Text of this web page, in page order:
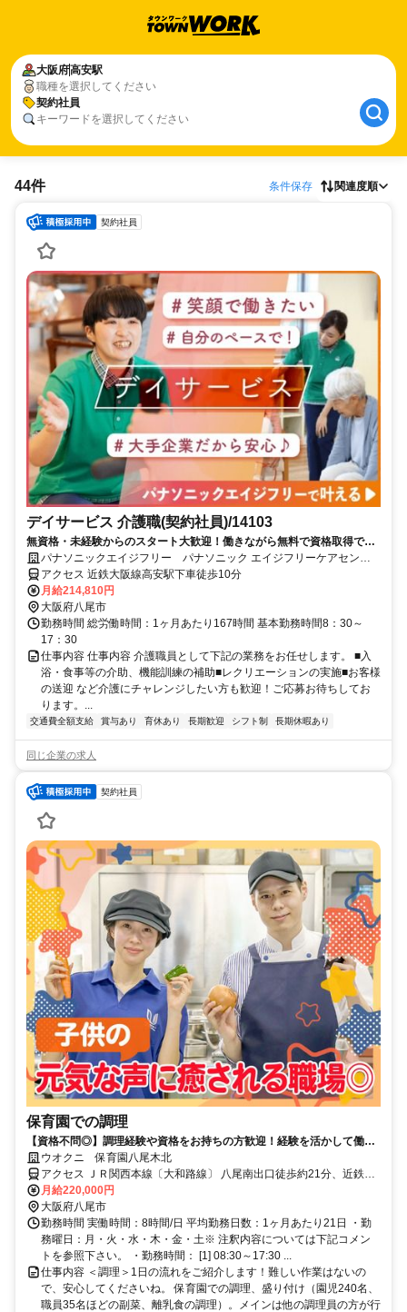
大阪府高安駅
職種を選択してください
契約社員
キーワードを選択してください
44件 条件保存 関連度順
契約社員
デイサービス 介護職(契約社員)/14103
無資格・未経験からのスタート大歓迎！働きながら無料で資格取得でき
ます！正社員への登用制度もあります。充実した研修制度であなたのキ
ャリアアップを応援します！
パナソニックエイジフリー パナソニック エイジフリーケアセンタ
ー八尾高安・デイサービス
アクセス 近鉄大阪線高安駅下車徒歩10分
月給214,810円
大阪府八尾市
勤務時間 総労働時間：1ヶ月あたり167時間 基本勤務時間8：30～
17：30
仕事内容 仕事内容 介護職員として下記の業務をお任せします。 ■入
浴・食事等の介助、機能訓練の補助■レクリエーションの実施■お客様
の送迎 など介護にチャレンジしたい方も歓迎！ご応募お待ちしてお
ります。...
交通費全額支給 賞与あり 育休あり 長期歓迎 シフト制 長期休暇あり
同じ企業の求人
契約社員
保育園での調理
【資格不問◎】調理経験や資格をお持ちの方歓迎！経験を活かして働け
る♪ウオクニ 保育園八尾木北
アクセス ＪＲ関西本線〔大和路線〕 八尾南出口徒歩約21分、近鉄大
阪線 近鉄八尾中央北出口徒歩約28分、近鉄大阪線 久宝寺口徒歩約41
分
月給220,000円
大阪府八尾市
勤務時間 実働時間：8時間/日 平均勤務日数：1ヶ月あたり21日 ・勤
務曜日：月・火・水・木・金・土※ 注釈内容については下記コメン
トを参照下さい。 ・勤務時間： [1] 08:30～17:30 ...
仕事内容 ＜調理＞1日の流れをご紹介します！難しい作業はないの
で、安心してくださいね。 保育園での調理、盛り付け（園児240名、
職員35名ほどの副菜、離乳食の調理）。メインは他の調理員の方が行